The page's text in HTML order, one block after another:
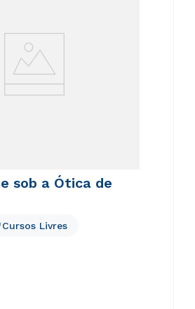
sob a Ótica de
Cursos Livres